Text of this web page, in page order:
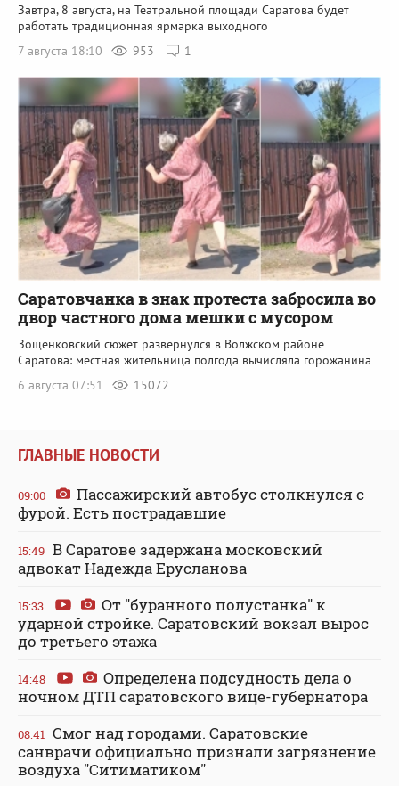
Завтра, 8 августа, на Театральной площади Саратова будет
работать традиционная ярмарка выходного
7 августа 18:10
953 1
Саратовчанка в знак протеста забросила во
двор частного дома мешки с мусором
Зощенковский сюжет развернулся в Волжском районе
Саратова: местная жительница полгода вычисляла горожанина
6 августа 07:51
15072
ГЛАВНЫЕ НОВОСТИ
09:00
Пассажирский автобус столкнулся с
фурой. Есть пострадавшие
15:49 В Саратове задержана московский
адвокат Надежда Ерусланова
15:33
От "буранного полустанка" к
ударной стройке. Саратовский вокзал вырос
до третьего этажа
14:48
Определена подсудность дела о
ночном ДТП саратовского вице-губернатора
08:41 Смог над городами. Саратовские
санврачи официально признали загрязнение
воздуха "Ситиматиком"